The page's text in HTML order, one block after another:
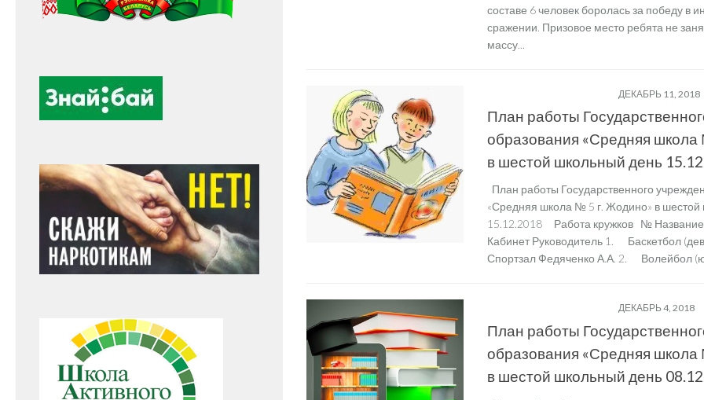
составе 6 человек боролась за победу в
сражении. Призовое место ребята не
массу...
ДЕКАБРЬ 11, 2018
План работы
образования «Средняя
в шестой школьный день
План работы Государственного
«Средняя школа № 5 г. Жодино» в шестой
15.12.2018 Работа кружков № Название
Кабинет Руководитель 1. Баскетбол
Спортзал Федяченко А.А. 2. Волейбол
ДЕКАБРЬ 4, 2018
План работы
образования «Средняя
в шестой школьный день